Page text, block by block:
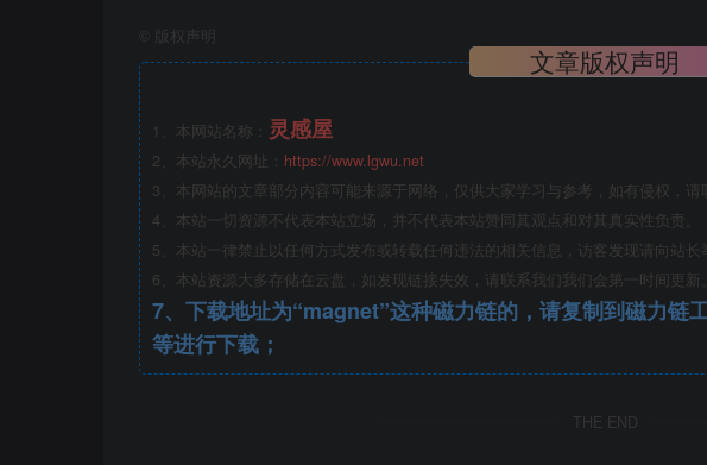
园林的艺术美主要包括绿化形式美、四季动态美、空间意境美三方
置方式，注意空间布局的意境营造、四季景观色彩的变化、林冠线
的艺术美。同时，植物配置要考虑长期与短期景观效果的结合，可
版权声明
文章版权声明
1、本网站名称： 灵感屋
2、本站永久网址： https://www.lgwu.net
3、本网站的文章部分内容可能来源于网络，仅供大家学习与参考，如有侵权，请
4、本站一切资源不代表本站立场，并不代表本站赞同其观点和对其真实性负责。
5、本站一律禁止以任何方式发布或转载任何违法的相关信息，访客发现请向站长
6、本站资源大多存储在云盘，如发现链接失效，请联系我们我们会第一时间更新。
7、下载地址为“magnet”这种磁力链的，请复制到磁力链工具
等进行下载；
THE END